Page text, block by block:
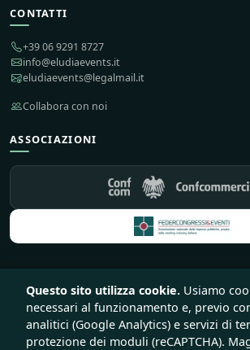
CONTATTI
+39 06 9291 8727
info@eludiaevents.it
eludiaevents@legalmail.it
Collabora con noi
ASSOCIAZIONI
© 2026 Eludia Events S.r.l. Società Benefit —
Sito e piattaforma creata con
♥da
Privacy
Cookie Termini Recesso e
Questo sito utilizza cookie. Usiamo
necessari al funzionamento e, previo
analitici (Google Analytics) e servizi di
protezione dei moduli (reCAPTCHA).